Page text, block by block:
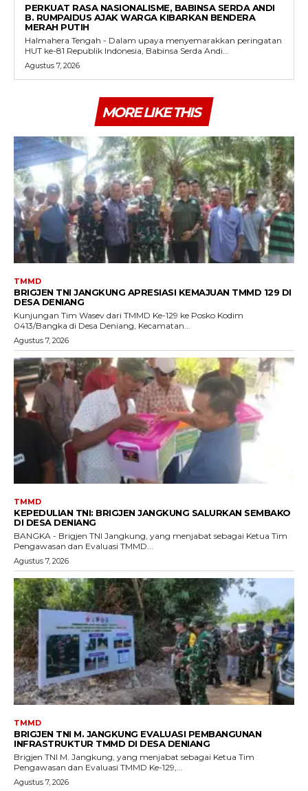
PERKUAT RASA NASIONALISME, BABINSA SERDA ANDI
B. RUMPAIDUS AJAK WARGA KIBARKAN BENDERA
MERAH PUTIH
Halmahera Tengah - Dalam upaya menyemarakkan peringatan
HUT ke-81 Republik Indonesia, Babinsa Serda Andi...
Agustus 7, 2026
MORE LIKE THIS
TMMD
BRIGJEN TNI JANGKUNG APRESIASI KEMAJUAN TMMD 129 DI
DESA DENIANG
Kunjungan Tim Wasev dari TMMD Ke-129 ke Posko Kodim
0413/Bangka di Desa Deniang, Kecamatan...
Agustus 7, 2026
TMMD
KEPEDULIAN TNI: BRIGJEN JANGKUNG SALURKAN SEMBAKO
DI DESA DENIANG
BANGKA - Brigjen TNI Jangkung, yang menjabat sebagai Ketua Tim
Pengawasan dan Evaluasi TMMD...
Agustus 7, 2026
TMMD
BRIGJEN TNI M. JANGKUNG EVALUASI PEMBANGUNAN
INFRASTRUKTUR TMMD DI DESA DENIANG
Brigjen TNI M. Jangkung, yang menjabat sebagai Ketua Tim
Pengawasan dan Evaluasi TMMD Ke-129,...
Agustus 7, 2026